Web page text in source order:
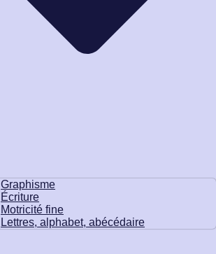
Graphisme
Écriture
Motricité fine
Lettres, alphabet, abécédaire